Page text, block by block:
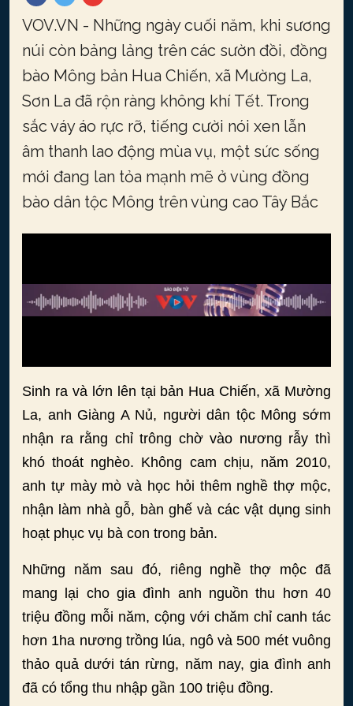
VOV.VN - Những ngày cuối năm, khi sương
núi còn bảng lảng trên các sườn đồi, đồng
bào Mông bản Hua Chiến, xã Mường La,
Sơn La đã rộn ràng không khí Tết. Trong
sắc váy áo rực rỡ, tiếng cười nói xen lẫn
âm thanh lao động mùa vụ, một sức sống
mới đang lan tỏa mạnh mẽ ở vùng đồng
bào dân tộc Mông trên vùng cao Tây Bắc
Sinh ra và lớn lên tại bản Hua Chiến, xã Mường
La, anh Giàng A Nủ, người dân tộc Mông sớm
nhận ra rằng chỉ trông chờ vào nương rẫy thì
khó thoát nghèo. Không cam chịu, năm 2010,
anh tự mày mò và học hỏi thêm nghề thợ mộc,
nhận làm nhà gỗ, bàn ghế và các vật dụng sinh
hoạt phục vụ bà con trong bản.
Những năm sau đó, riêng nghề thợ mộc đã
mang lại cho gia đình anh nguồn thu hơn 40
triệu đồng mỗi năm, cộng với chăm chỉ canh tác
hơn 1ha nương trồng lúa, ngô và 500 mét vuông
thảo quả dưới tán rừng, năm nay, gia đình anh
đã có tổng thu nhập gần 100 triệu đồng.